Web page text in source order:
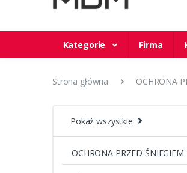
Kategorie Firma
Strona główna OCHRONA
Pokaż wszystkie
OCHRONA PRZED ŚNIEGIEM